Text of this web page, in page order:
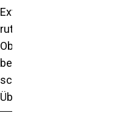
Extrem
rutschfeste PU-
Oberfläche, auch
bei
schweißtreibenden
Übungen